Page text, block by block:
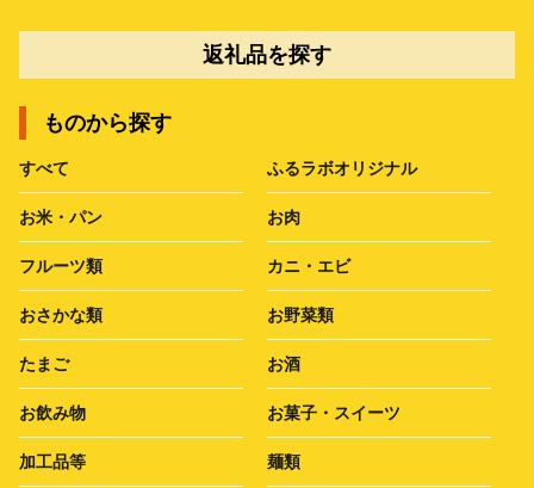
返礼品を探す
ものから探す
すべて ふるラボオリジナル
お米・パン お肉
フルーツ類 カニ・エビ
おさかな類 お野菜類
たまご お酒
お飲み物 お菓子・スイーツ
加工品等 麺類